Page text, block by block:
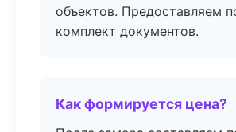
объектов. Предоставляем
комплект документов.
Как формируется цена?